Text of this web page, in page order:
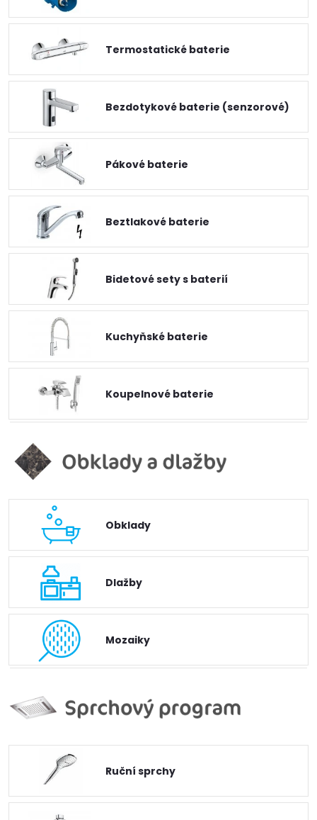
Termostatické baterie
Bezdotykové baterie (senzorové)
Pákové baterie
Beztlakové baterie
Bidetové sety s baterií
Kuchyňské baterie
Koupelnové baterie
Obklady
Dlažby
Mozaiky
Ruční sprchy